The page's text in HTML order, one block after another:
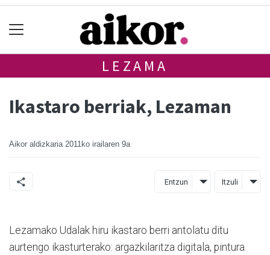
LEZAMA
Ikastaro berriak, Lezaman
Aikor aldizkaria 2011ko irailaren 9a
Entzun Itzuli
Lezamako Udalak hiru ikastaro berri antolatu ditu
aurtengo ikasturterako: argazkilaritza digitala, pintura